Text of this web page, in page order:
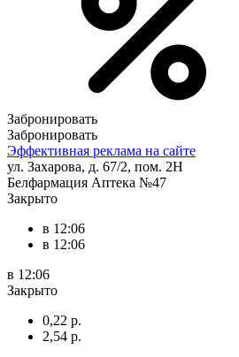
Забронировать
Забронировать
Эффективная реклама на сайте
ул. Захарова, д. 67/2, пом. 2Н
Белфармация Аптека №47
Закрыто
в 12:06
в 12:06
в 12:06
Закрыто
0,22 р.
2,54 р.